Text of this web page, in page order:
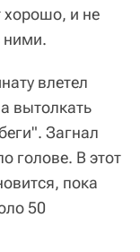
хорошо, и не
ними.
влетел
вытолкать
Загнал
голове. В этот
пока
50